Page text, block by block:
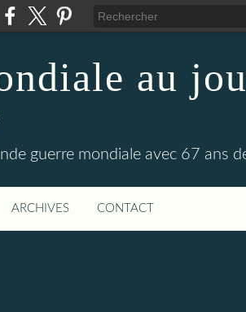
au
guerre mondiale avec 67 ans
ARCHIVES CONTACT